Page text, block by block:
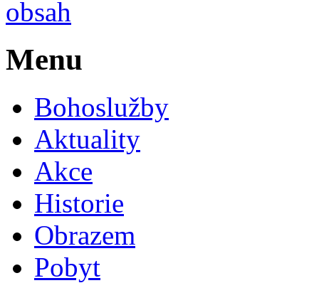
Menu
Bohoslužby
Aktuality
Akce
Historie
Obrazem
Pobyt